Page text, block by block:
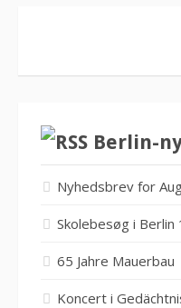
Berlin-
Nyhedsbrev for
Skolebesøg i Berlin
65 Jahre Mauerbau
Koncert i